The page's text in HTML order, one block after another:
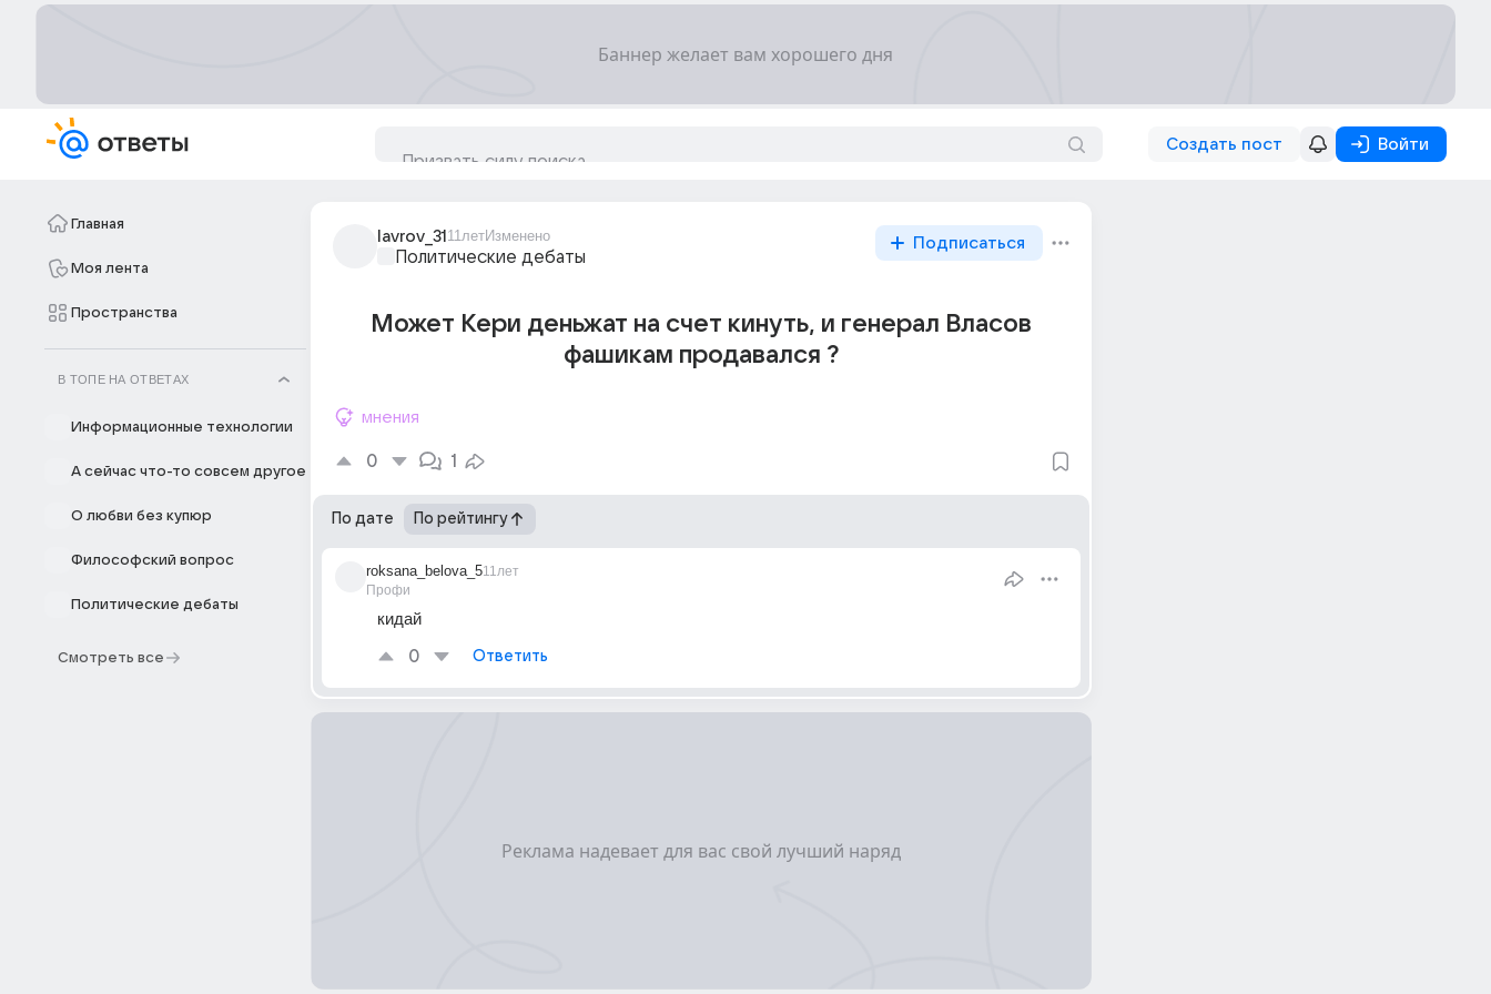
Создать пост Войти
Главная
Моя лента
Пространства
В ТОПЕ НА ОТВЕТАХ
Информационные технологии
А сейчас что-то совсем другое
О любви без купюр
Философский вопрос
Политические дебаты
Смотреть все
lavrov_31 11летИзменено
Политические дебаты
Подписаться
Может Кери деньжат на счет кинуть, и генерал Власов
фашикам продавался ?
мнения
0 1
По дате По рейтингу
roksana_belova_5
Профи
11лет
кидай
0 Ответить